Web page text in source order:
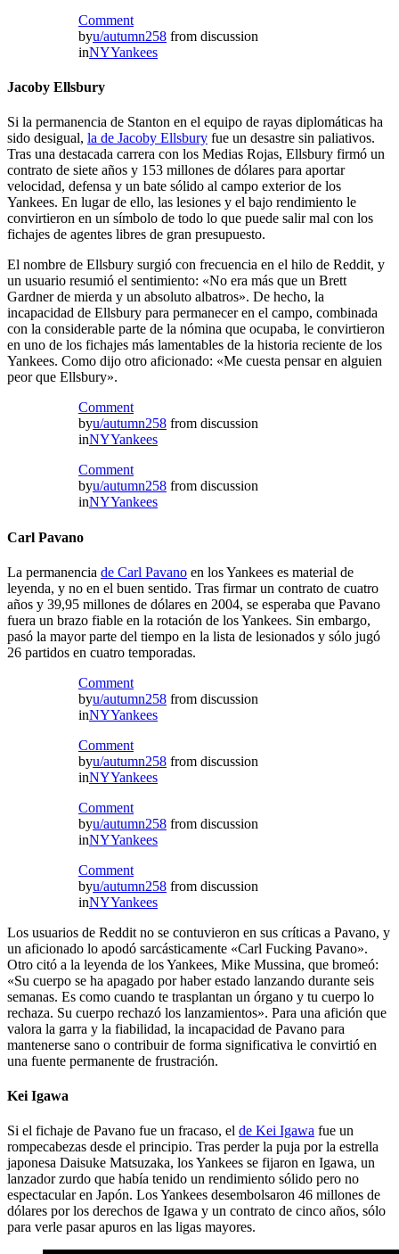
Comment
byu/autumn258 from discussion
inNYYankees
Jacoby Ellsbury
Si la permanencia de Stanton en el equipo de rayas diplomáticas ha
sido desigual, la de Jacoby Ellsbury fue un desastre sin paliativos.
Tras una destacada carrera con los Medias Rojas, Ellsbury firmó un
contrato de siete años y 153 millones de dólares para aportar
velocidad, defensa y un bate sólido al campo exterior de los
Yankees. En lugar de ello, las lesiones y el bajo rendimiento le
convirtieron en un símbolo de todo lo que puede salir mal con los
fichajes de agentes libres de gran presupuesto.
El nombre de Ellsbury surgió con frecuencia en el hilo de Reddit, y
un usuario resumió el sentimiento: «No era más que un Brett
Gardner de mierda y un absoluto albatros». De hecho, la
incapacidad de Ellsbury para permanecer en el campo, combinada
con la considerable parte de la nómina que ocupaba, le convirtieron
en uno de los fichajes más lamentables de la historia reciente de los
Yankees. Como dijo otro aficionado: «Me cuesta pensar en alguien
peor que Ellsbury».
Comment
byu/autumn258 from discussion
inNYYankees
Comment
byu/autumn258 from discussion
inNYYankees
Carl Pavano
La permanencia de Carl Pavano en los Yankees es material de
leyenda, y no en el buen sentido. Tras firmar un contrato de cuatro
años y 39,95 millones de dólares en 2004, se esperaba que Pavano
fuera un brazo fiable en la rotación de los Yankees. Sin embargo,
pasó la mayor parte del tiempo en la lista de lesionados y sólo jugó
26 partidos en cuatro temporadas.
Comment
byu/autumn258 from discussion
inNYYankees
Comment
byu/autumn258 from discussion
inNYYankees
Comment
byu/autumn258 from discussion
inNYYankees
Comment
byu/autumn258 from discussion
inNYYankees
Los usuarios de Reddit no se contuvieron en sus críticas a Pavano, y
un aficionado lo apodó sarcásticamente «Carl Fucking Pavano».
Otro citó a la leyenda de los Yankees, Mike Mussina, que bromeó:
«Su cuerpo se ha apagado por haber estado lanzando durante seis
semanas. Es como cuando te trasplantan un órgano y tu cuerpo lo
rechaza. Su cuerpo rechazó los lanzamientos». Para una afición que
valora la garra y la fiabilidad, la incapacidad de Pavano para
mantenerse sano o contribuir de forma significativa le convirtió en
una fuente permanente de frustración.
Kei Igawa
Si el fichaje de Pavano fue un fracaso, el de Kei Igawa fue un
rompecabezas desde el principio. Tras perder la puja por la estrella
japonesa Daisuke Matsuzaka, los Yankees se fijaron en Igawa, un
lanzador zurdo que había tenido un rendimiento sólido pero no
espectacular en Japón. Los Yankees desembolsaron 46 millones de
dólares por los derechos de Igawa y un contrato de cinco años, sólo
para verle pasar apuros en las ligas mayores.